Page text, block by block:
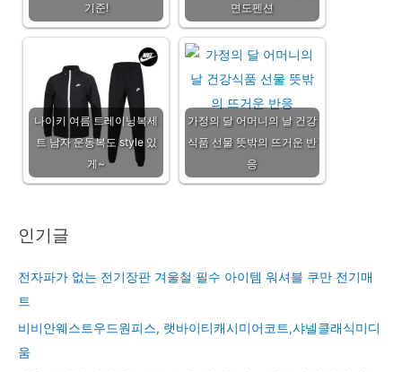
기준!
면도펜션
나이키 여름 트레이닝복세
트 남자 운동복도 style 있
게~
가정의 달 어머니의 날 건강
식품 선물 뜻밖의 뜨거운 반
응
인기글
전자파가 없는 전기장판 겨울철 필수 아이템 워셔블 쿠만 전기매
트
비비안웨스트우드원피스, 랫바이티캐시미어코트,샤넬클래식미디
움